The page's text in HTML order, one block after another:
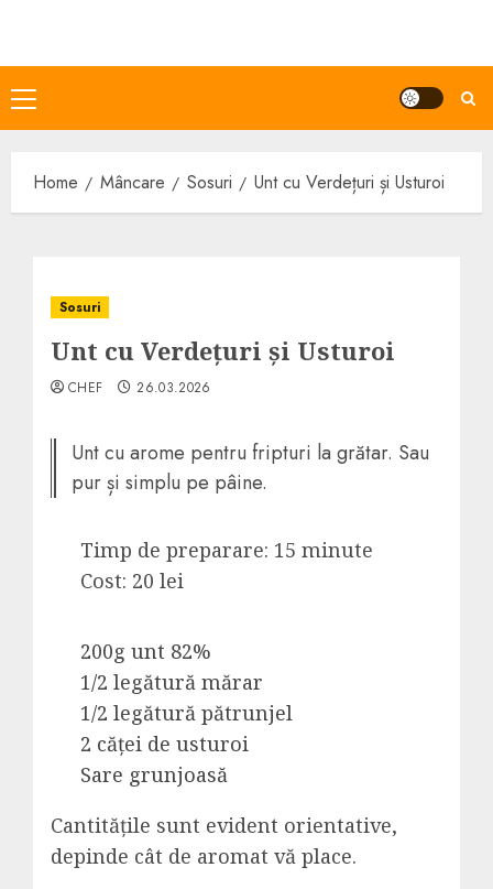
content
Primary
Menu
Home Mâncare Sosuri Unt cu Verdețuri și Usturoi
Sosuri
Unt cu Verdețuri și Usturoi
CHEF 26.03.2026
Unt cu arome pentru fripturi la grătar. Sau
pur și simplu pe pâine.
Timp de preparare: 15 minute
Cost: 20 lei
200g unt 82%
1/2 legătură mărar
1/2 legătură pătrunjel
2 căței de usturoi
Sare grunjoasă
Cantitățile sunt evident orientative,
depinde cât de aromat vă place.